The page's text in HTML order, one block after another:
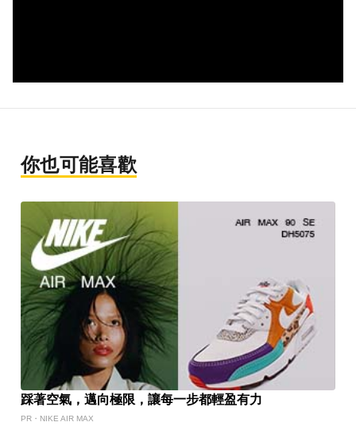
你也可能喜歡
踩著空氣，邁向極限，讓每一步都輕盈有力
PR・NIKE AIR MAX